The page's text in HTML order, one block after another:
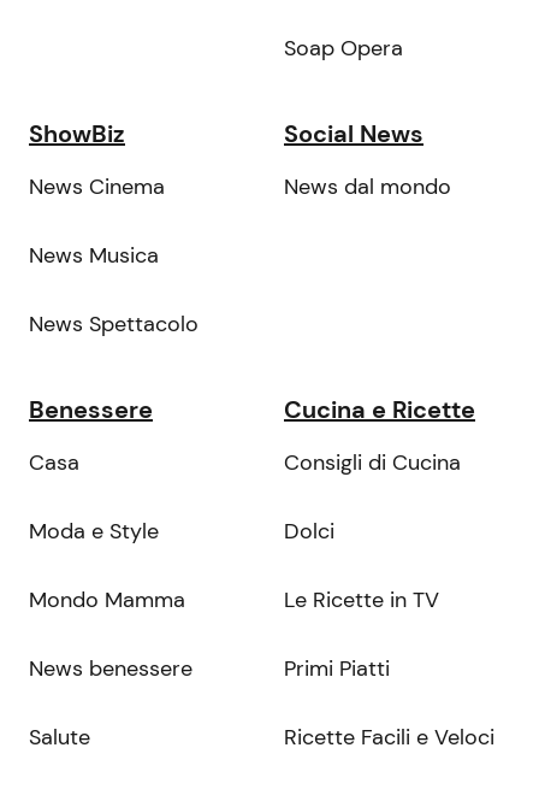
Soap Opera
ShowBiz
News Cinema
News Musica
News Spettacolo
Social News
News dal mondo
Benessere
Casa
Moda e Style
Mondo Mamma
News benessere
Salute
Cucina e Ricette
Consigli di Cucina
Dolci
Le Ricette in TV
Primi Piatti
Ricette Facili e Veloci